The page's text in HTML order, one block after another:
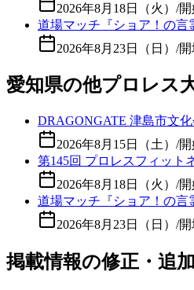
2026年8月18日（火） /開
道場マッチ『ショア！の言
2026年8月23日（日） /開
愛知県の他プロレス
DRAGONGATE 津島市文
2026年8月15日（土） /開
第145回 プロレスフィット
2026年8月18日（火） /開
道場マッチ『ショア！の言
2026年8月23日（日） /開
掲載情報の修正・追